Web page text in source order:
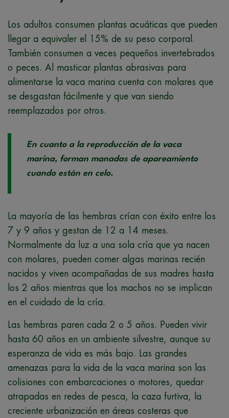
Los adultos consumen plantas acuáticas que pueden
llegar a equivaler el 15% de su peso corporal.
También consumen a veces pequeños invertebrados
o peces. Al masticar plantas abrasivas para
alimentarse la vaca marina cuenta con molares que
se desgastan fácilmente y que van siendo
reemplazados por otros.
En cuanto a la reproducción de la vaca
marina, forman manadas de apareamiento
cuando están en celo.
La mayoría de las hembras crían con éxito entre los
7 y 9 años y gestan de 12 a 14 meses.
Normalmente da luz a una sola cría que ya nacen
con molares, pueden comer algas marinas recién
nacidos y viven acompañadas de sus madres hasta
los 2 años mientras que los machos no se implican
en el cuidado de la cría.
Las hembras paren cada 2 o 5 años. Pueden vivir
hasta 60 años en un ambiente silvestre, aunque su
esperanza de vida es más bajo. Las grandes
amenazas para la vida de la vaca marina son las
colisiones con embarcaciones o motores, quedar
atrapadas en redes de pesca, la caza furtiva, la
creciente urbanización en áreas costeras que